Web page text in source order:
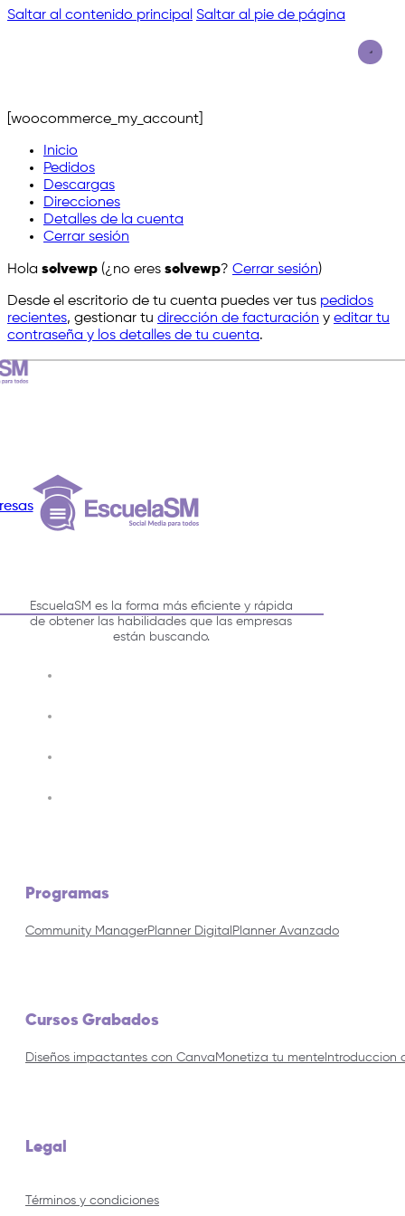
Saltar al contenido principal Saltar al pie de página
[woocommerce_my_account]
Inicio
Pedidos
Descargas
Direcciones
Detalles de la cuenta
Cerrar sesión
Hola solvewp (¿no eres solvewp? Cerrar sesión)
Desde el escritorio de tu cuenta puedes ver tus pedidos
recientes, gestionar tu dirección de facturación y editar tu
contraseña y los detalles de tu cuenta.
EscuelaSM es la forma más eficiente y rápida
de obtener las habilidades que las empresas
están buscando.
Programas
Community ManagerPlanner Digital Planner Avanzado
Cursos Grabados
Diseños impactantes con Canva Monetiza tu mente Introduccion
Legal
Términos y condiciones